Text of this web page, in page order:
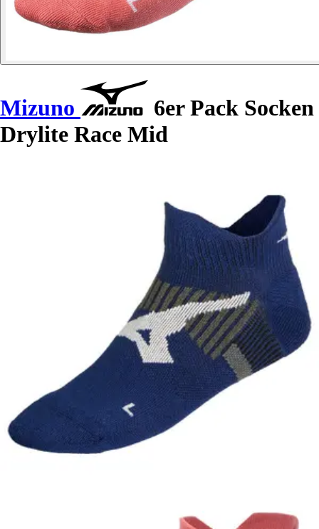
Mizuno
6er Pack Socken
Drylite Race Mid